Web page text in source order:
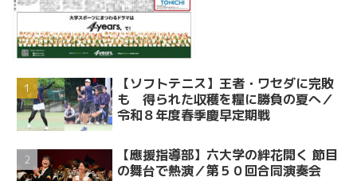
【ソフトテニス】王者・ワセダに完敗
も 得られた収穫を糧に勝負の夏へ／
令和８年度春季慶早定期戦
【應援指導部】六大学の絆花開く 節目
の舞台で熱演／第５０回合同演奏会